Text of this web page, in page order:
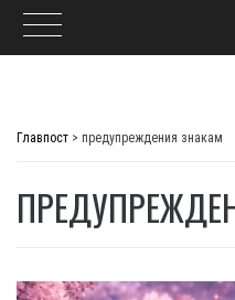
Главпост > предупреждения знакам